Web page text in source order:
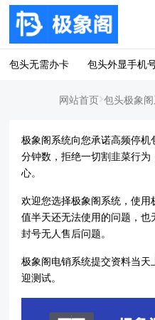
包头无需办卡 包头外显手机
网站首页 包头极象
极象阁系统向您承诺高频停机
分钟数，拒绝一切割韭菜行为
心。
欢迎您选择极象阁系统，使用
值半天还无法使用的问题，也
封号无人售后问题。
极象阁电销系统提交资料当天
迎测试。